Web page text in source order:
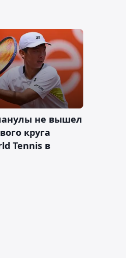
не вышел
круга
Tennis в